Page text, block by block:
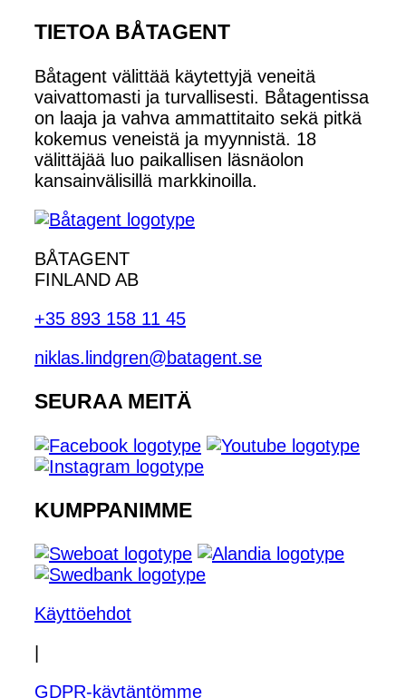
TIETOA BÅTAGENT
Båtagent välittää käytettyjä veneitä
vaivattomasti ja turvallisesti. Båtagentissa
on laaja ja vahva ammattitaito sekä pitkä
kokemus veneistä ja myynnistä. 18
välittäjää luo paikallisen läsnäolon
kansainvälisillä markkinoilla.
BÅTAGENT
FINLAND AB
+35 893 158 11 45
niklas.lindgren@batagent.se
SEURAA MEITÄ
KUMPPANIMME
Käyttöehdot
GDPR-käytäntömme